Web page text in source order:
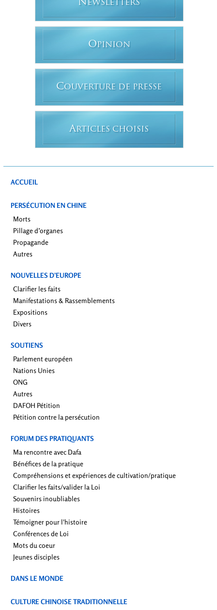
N EWSLETTERS
OPINION
COUVERTURE DE PRESSE
ARTICLES CHOISIS
ACCUEIL
PERSÉCUTION EN CHINE
Morts
Pillage d’organes
Propagande
Autres
NOUVELLES D’EUROPE
Clarifier les faits
Manifestations & Rassemblements
Expositions
Divers
SOUTIENS
Parlement européen
Nations Unies
ONG
Autres
DAFOH Pétition
Pétition contre la persécution
FORUM DES PRATIQUANTS
Ma rencontre avec Dafa
Bénéfices de la pratique
Compréhensions et expériences de cultivation/pratique
Clarifier les faits/valider la Loi
Souvenirs inoubliables
Histoires
Témoigner pour l'histoire
Conférences de Loi
Mots du coeur
Jeunes disciples
DANS LE MONDE
CULTURE CHINOISE TRADITIONNELLE